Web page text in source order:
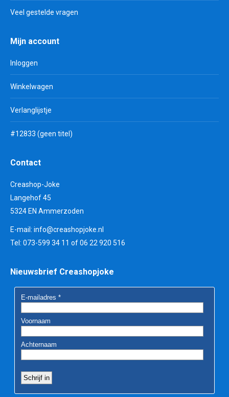
Veel gestelde vragen
Mijn account
Inloggen
Winkelwagen
Verlanglijstje
#12833 (geen titel)
Contact
Creashop-Joke
Langehof 45
5324 EN Ammerzoden
E-mail: info@creashopjoke.nl
Tel: 073-599 34 11 of 06 22 920 516
Nieuwsbrief Creashopjoke